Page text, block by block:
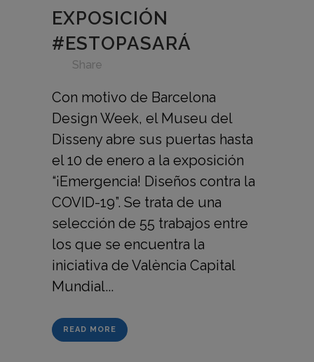
EXPOSICIÓN
#ESTOPASARÁ
Share
Con motivo de Barcelona
Design Week, el Museu del
Disseny abre sus puertas hasta
el 10 de enero a la exposición
“¡Emergencia! Diseños contra la
COVID-19”. Se trata de una
selección de 55 trabajos entre
los que se encuentra la
iniciativa de València Capital
Mundial...
READ MORE